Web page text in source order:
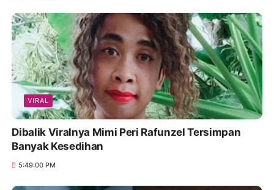
VIRAL
Dibalik Viralnya Mimi Peri Rafunzel Tersimpan
Banyak Kesedihan
5:49:00 PM